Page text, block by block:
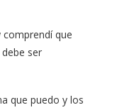
que
ser
que puedo y los